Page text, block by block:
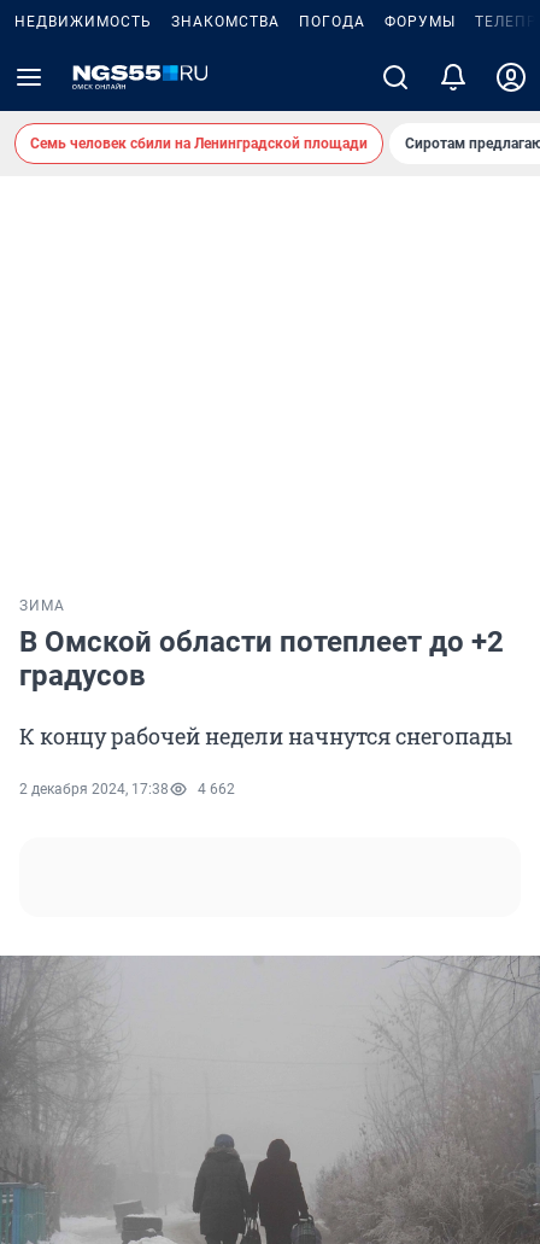
НЕДВИЖИМОСТЬ ЗНАКОМСТВА ПОГОДА ФОРУМЫ
Семь человек сбили на Ленинградской площади Сиротам
ЗИМА
В Омской области потеплеет до +2
градусов
К концу рабочей недели начнутся снегопады
2 декабря 2024, 17:38 4 662